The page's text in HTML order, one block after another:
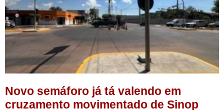
Novo semáforo já tá valendo em
cruzamento movimentado de Sinop